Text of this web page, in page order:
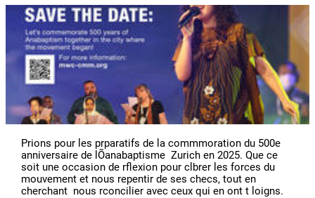
Prions pour les prparatifs de la commmoration du 500e
anniversaire de lÕanabaptisme  Zurich en 2025. Que ce
soit une occasion de rflexion pour clbrer les forces du
mouvement et nous repentir de ses checs, tout en
cherchant  nous rconcilier avec ceux qui en ont t loigns.